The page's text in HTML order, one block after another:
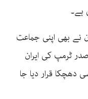
ہے۔
نے بھی اپنی جماعت
ٹرمپ کی ایران
دھچکا قرار دیا جا